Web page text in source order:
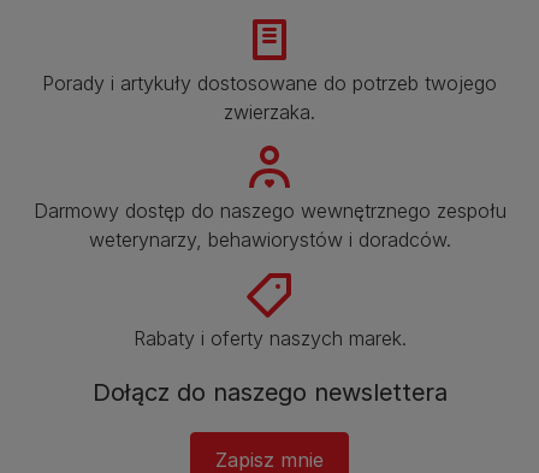
Porady i artykuły dostosowane do potrzeb twojego
zwierzaka.​
Darmowy dostęp do naszego wewnętrznego zespołu
weterynarzy, behawiorystów i doradców.​
Rabaty i oferty naszych marek.​
Dołącz do naszego newslettera​
Zapisz mnie